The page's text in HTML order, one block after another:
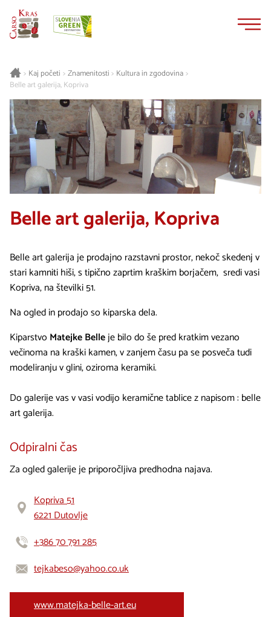
> Kaj početi > Znamenitosti > Kultura in zgodovina>
Belle art galerija, Kopriva
Belle art galerija, Kopriva
Belle art galerija je prodajno razstavni prostor, nekoč skedenj v
stari kamniti hiši, s tipično zaprtim kraškim borjačem, sredi vasi
Kopriva, na številki 51.
Na ogled in prodajo so kiparska dela.
Kiparstvo Matejke Belleje bilo do še pred kratkim vezano
večinoma na kraški kamen, v zanjem času pa se posveča tudi
modeliranju v glini, oziroma keramiki.
Do galerije vas v vasi vodijo keramične tablice z napisom : belle
art galerija.
Odpiralni čas
Za ogled galerije je priporočljiva predhodna najava.
Kopriva 51
6221 Dutovlje
+386 70 791 285
tejkabeso@yahoo.co.uk
www.matejka-belle-art.eu